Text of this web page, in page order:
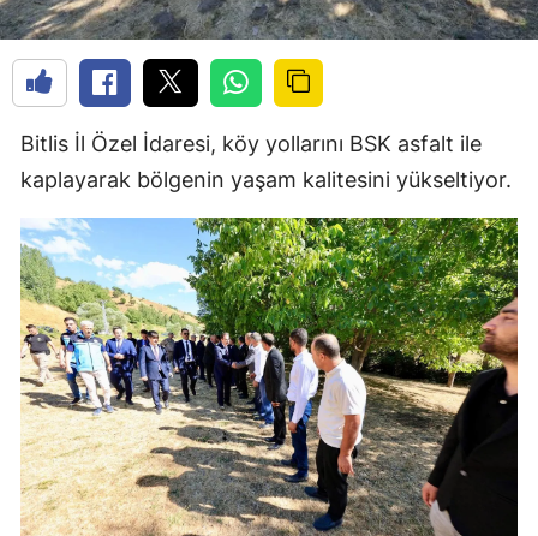
Bitlis İl Özel İdaresi, köy yollarını BSK asfalt ile
kaplayarak bölgenin yaşam kalitesini yükseltiyor.